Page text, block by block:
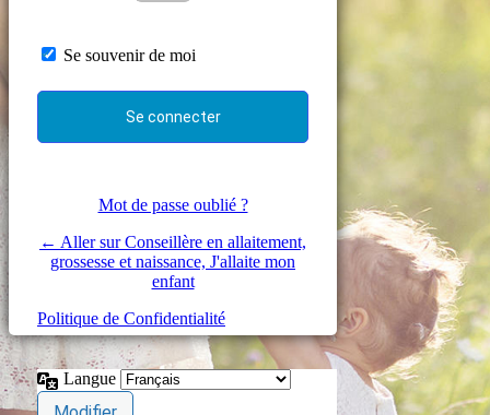
Se souvenir de moi
Mot de passe oublié ?
← Aller sur Conseillère en allaitement,
grossesse et naissance, J'allaite mon
enfant
Politique de Confidentialité
Langue